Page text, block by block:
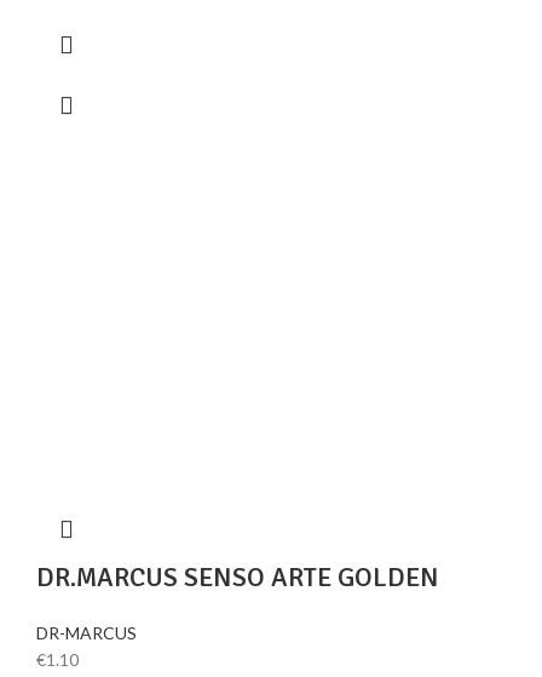
DR.MARCUS SENSO ARTE GOLDEN
DR-MARCUS
€1.10